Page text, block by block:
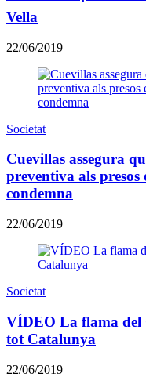
Vella
22/06/2019
Societat
Cuevillas assegura
preventiva als
condemna
22/06/2019
Societat
VÍDEO La flama
tot Catalunya
22/06/2019